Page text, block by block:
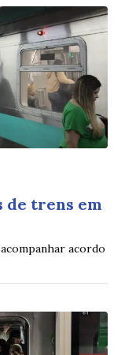
de trens em
acordo